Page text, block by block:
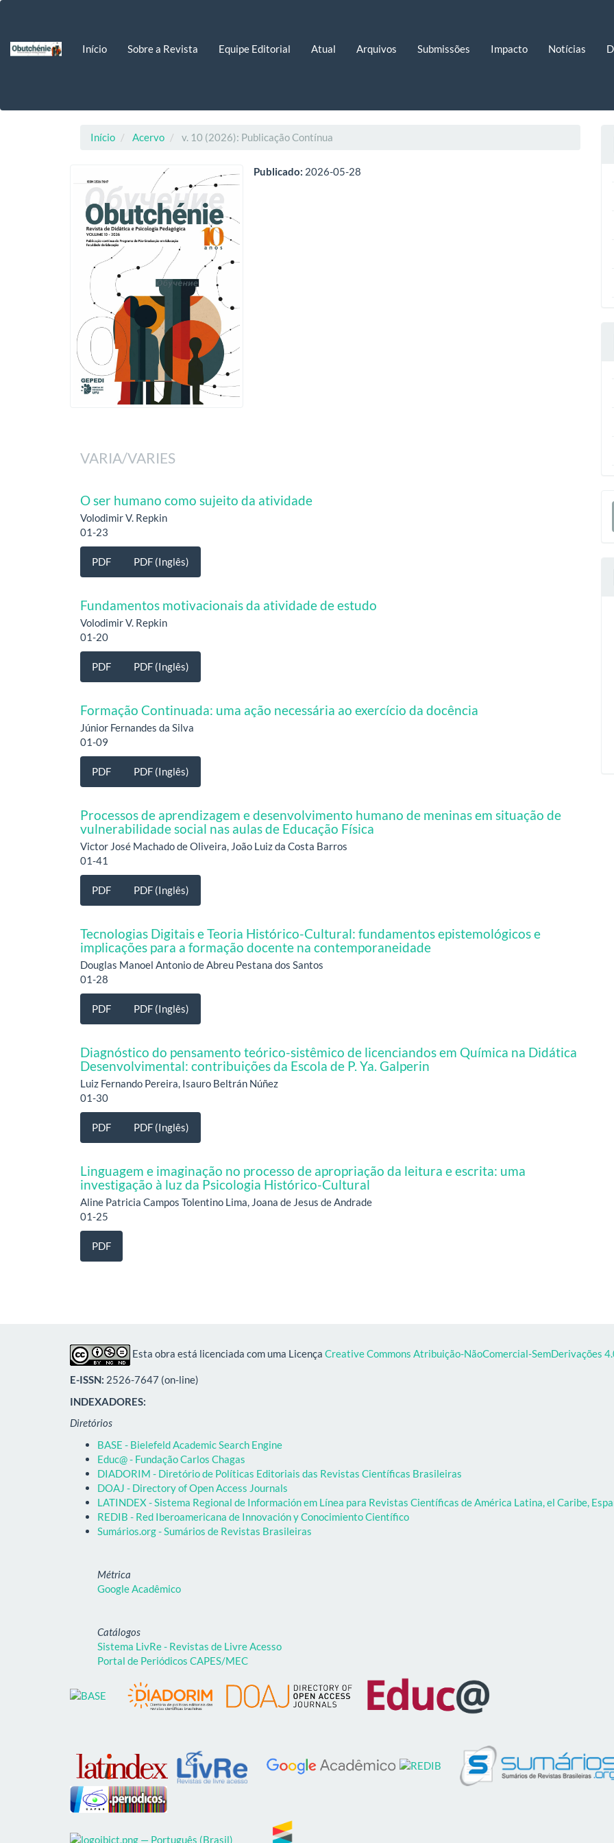
principal
Início Sobre a Revista Equipe Editorial Atual Arquivos Submissões Impacto Notícias
Início Acervo v. 10 (2026): Publicação Contínua
Publicado: 2026-05-28
VARIA/VARIES
O ser humano como sujeito da atividade
Volodimir V. Repkin
01-23
PDF PDF (Inglês)
Fundamentos motivacionais da atividade de estudo
Volodimir V. Repkin
01-20
PDF PDF (Inglês)
Formação Continuada: uma ação necessária ao exercício da docência
Júnior Fernandes da Silva
01-09
PDF PDF (Inglês)
Processos de aprendizagem e desenvolvimento humano de meninas em situação de
vulnerabilidade social nas aulas de Educação Física
Victor José Machado de Oliveira, João Luiz da Costa Barros
01-41
PDF PDF (Inglês)
Tecnologias Digitais e Teoria Histórico-Cultural: fundamentos epistemológicos e
implicações para a formação docente na contemporaneidade
Douglas Manoel Antonio de Abreu Pestana dos Santos
01-28
PDF PDF (Inglês)
Diagnóstico do pensamento teórico-sistêmico de licenciandos em Química na Didática
Desenvolvimental: contribuições da Escola de P. Ya. Galperin
Luiz Fernando Pereira, Isauro Beltrán Núñez
01-30
PDF PDF (Inglês)
Linguagem e imaginação no processo de apropriação da leitura e escrita: uma
investigação à luz da Psicologia Histórico-Cultural
Aline Patricia Campos Tolentino Lima, Joana de Jesus de Andrade
01-25
PDF
Esta obra está licenciada com uma Licença Creative Commons Atribuição-NãoComercial-SemDerivações
E-ISSN: 2526-7647 (on-line)
INDEXADORES:
Diretórios
BASE - Bielefeld Academic Search Engine
Educ@ - Fundação Carlos Chagas
DIADORIM - Diretório de Políticas Editoriais das Revistas Científicas Brasileiras
DOAJ - Directory of Open Access Journals
LATINDEX - Sistema Regional de Información em Línea para Revistas Científicas de América Latina, el Caribe,
REDIB - Red Iberoamericana de Innovación y Conocimiento Científico
Sumários.org - Sumários de Revistas Brasileiras
Métrica
Google Acadêmico
Catálogos
Sistema LivRe - Revistas de Livre Acesso
Portal de Periódicos CAPES/MEC